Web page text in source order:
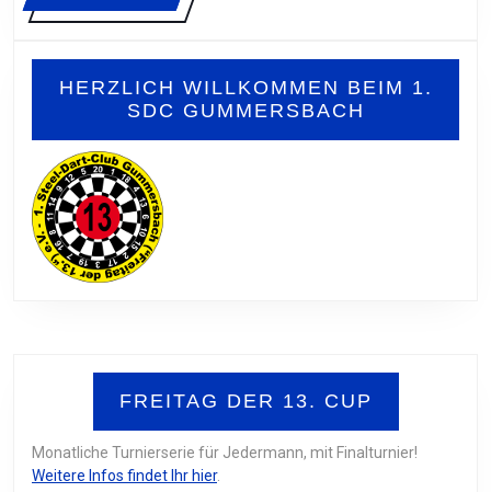
MORE
HERZLICH WILLKOMMEN BEIM 1.
SDC GUMMERSBACH
FREITAG DER 13. CUP
Monatliche Turnierserie für Jedermann, mit Finalturnier!
Weitere Infos findet Ihr hier.